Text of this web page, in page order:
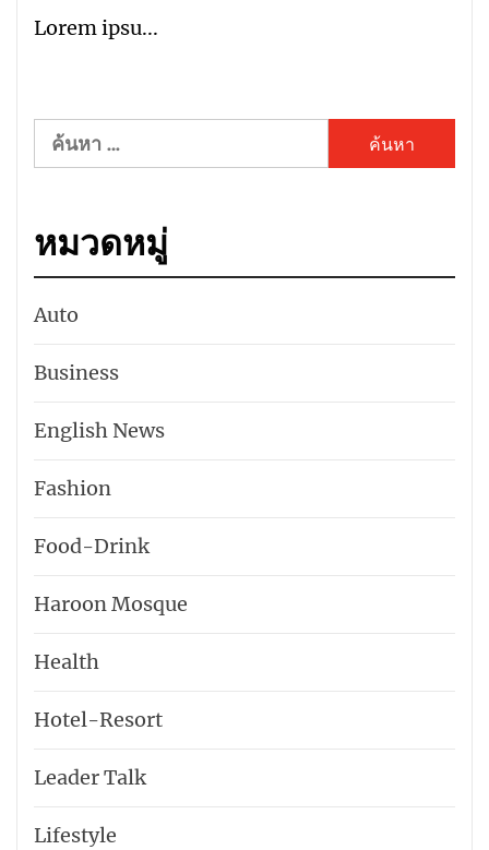
Lorem ipsu...
ค้นหา
สำหรับ:
หมวดหมู่
Auto
Business
English News
Fashion
Food-Drink
Haroon Mosque
Health
Hotel-​Resort
Leader Talk
Lifestyle